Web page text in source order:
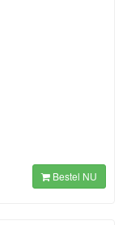
Bestel NU